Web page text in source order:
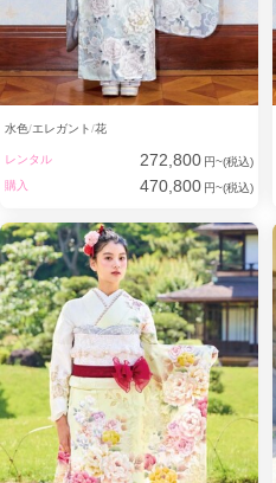
水色 エレガント 花
レンタル 272,800 円~(税込)
購入
470,800 円~(税込)